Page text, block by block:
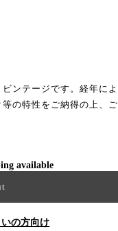
ンテージです。経年に
の特性をご納得の上、
available
の方向け